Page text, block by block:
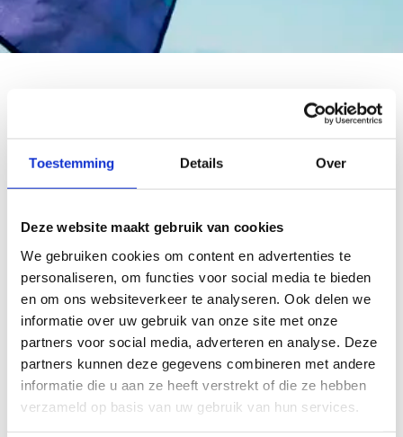
Toestemming Details Over
Deze website maakt gebruik van cookies
We gebruiken cookies om content en advertenties te
personaliseren, om functies voor social media te bieden
en om ons websiteverkeer te analyseren. Ook delen we
informatie over uw gebruik van onze site met onze
partners voor social media, adverteren en analyse. Deze
partners kunnen deze gegevens combineren met andere
informatie die u aan ze heeft verstrekt of die ze hebben
verzameld op basis van uw gebruik van hun services.
LGBTI+ voor je sportclub of sportfederatie?
LGBTI+ voor jou
LGBTI+ voor je
sportclub of
sportfederatie?